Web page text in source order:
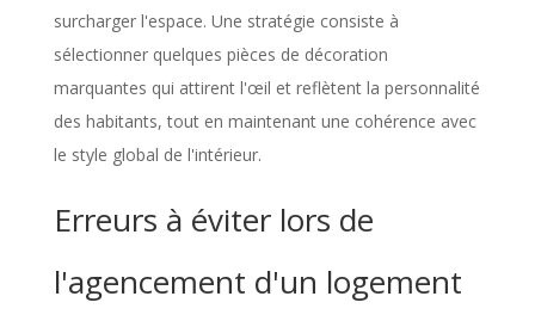
surcharger l'espace. Une stratégie consiste à
sélectionner quelques pièces de décoration
marquantes qui attirent l'œil et reflètent la personnalité
des habitants, tout en maintenant une cohérence avec
le style global de l'intérieur.
Erreurs à éviter lors de
l'agencement d'un logement